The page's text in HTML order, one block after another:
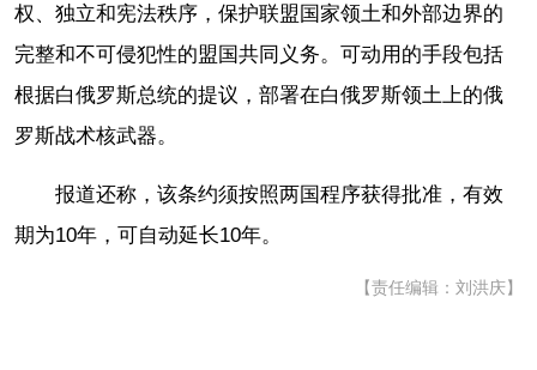
权、独立和宪法秩序，保护联盟国家领土和外部边界的
完整和不可侵犯性的盟国共同义务。可动用的手段包括
根据白俄罗斯总统的提议，部署在白俄罗斯领土上的俄
罗斯战术核武器。
报道还称，该条约须按照两国程序获得批准，有效
期为10年，可自动延长10年。
【责任编辑：刘洪庆】